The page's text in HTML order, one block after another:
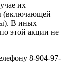
их
(включающей
В иных
этой акции не
8-904-97-